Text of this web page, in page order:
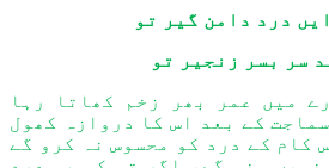
درد دامن گیر تو
سر بسر زنجیر تو
میں عمر بھر زخم کھاتا رہا
کے بعد اس کا دروازہ کھول
کام کے درد کو محسوس نہ کرو گے